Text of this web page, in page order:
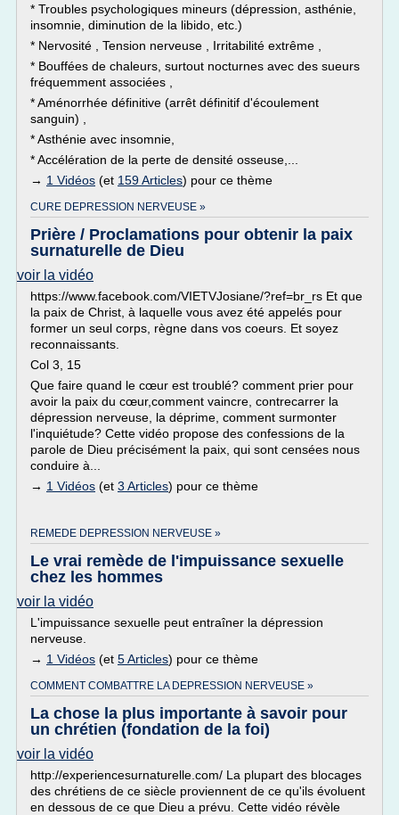
* Troubles psychologiques mineurs (dépression, asthénie,
insomnie, diminution de la libido, etc.)
* Nervosité , Tension nerveuse , Irritabilité extrême ,
* Bouffées de chaleurs, surtout nocturnes avec des sueurs
fréquemment associées ,
* Aménorrhée définitive (arrêt définitif d'écoulement
sanguin) ,
* Asthénie avec insomnie,
* Accélération de la perte de densité osseuse,...
→ 1 Vidéos (et 159 Articles) pour ce thème
CURE DEPRESSION NERVEUSE »
Prière / Proclamations pour obtenir la paix
surnaturelle de Dieu
voir la vidéo
https://www.facebook.com/VIETVJosiane/?ref=br_rs Et que
la paix de Christ, à laquelle vous avez été appelés pour
former un seul corps, règne dans vos coeurs. Et soyez
reconnaissants.
Col 3, 15
Que faire quand le cœur est troublé? comment prier pour
avoir la paix du cœur,comment vaincre, contrecarrer la
dépression nerveuse, la déprime, comment surmonter
l'inquiétude? Cette vidéo propose des confessions de la
parole de Dieu précisément la paix, qui sont censées nous
conduire à...
→ 1 Vidéos (et 3 Articles) pour ce thème
REMEDE DEPRESSION NERVEUSE »
Le vrai remède de l'impuissance sexuelle
chez les hommes
voir la vidéo
L'impuissance sexuelle peut entraîner la dépression
nerveuse.
→ 1 Vidéos (et 5 Articles) pour ce thème
COMMENT COMBATTRE LA DEPRESSION NERVEUSE »
La chose la plus importante à savoir pour
un chrétien (fondation de la foi)
voir la vidéo
http://experiencesurnaturelle.com/ La plupart des blocages
des chrétiens de ce siècle proviennent de ce qu'ils évoluent
en dessous de ce que Dieu a prévu. Cette vidéo révèle